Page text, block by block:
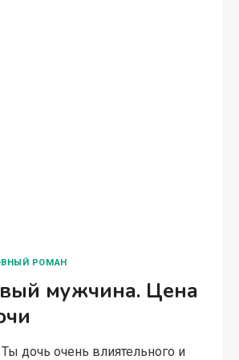
РОМАН
мужчина. Цена
дочь очень влиятельного и